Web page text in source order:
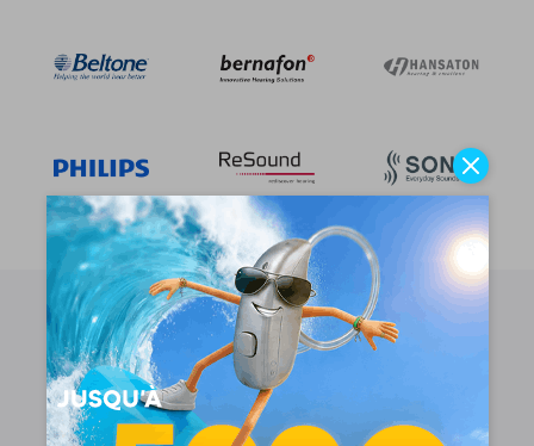
Actualités